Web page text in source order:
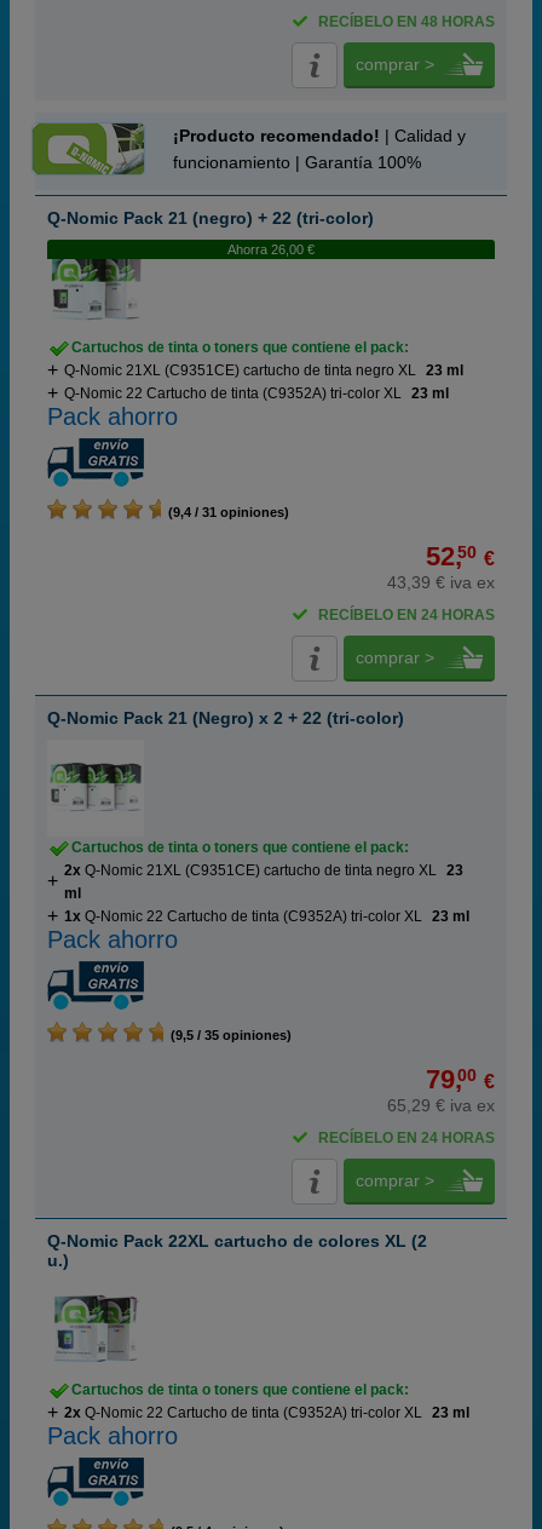
RECÍBELO EN 48 HORAS
comprar >
¡Producto recomendado! | Calidad y
funcionamiento | Garantía 100%
Q-Nomic Pack 21 (negro) + 22 (tri-color)
Ahorra 26,00 €
Cartuchos de tinta o toners que contiene el pack:
Q-Nomic 21XL (C9351CE) cartucho de tinta negro XL 23 ml
Q-Nomic 22 Cartucho de tinta (C9352A) tri-color XL 23 ml
Pack ahorro
(9,4 / 31 opiniones)
52,50 €
43,39 € iva ex
RECÍBELO EN 24 HORAS
comprar >
Q-Nomic Pack 21 (Negro) x 2 + 22 (tri-color)
Cartuchos de tinta o toners que contiene el pack:
2x Q-Nomic 21XL (C9351CE) cartucho de tinta negro XL 23
ml
1x Q-Nomic 22 Cartucho de tinta (C9352A) tri-color XL 23 ml
Pack ahorro
(9,5 / 35 opiniones)
79,00 €
65,29 € iva ex
RECÍBELO EN 24 HORAS
comprar >
Q-Nomic Pack 22XL cartucho de colores XL (2
u.)
Cartuchos de tinta o toners que contiene el pack:
2x Q-Nomic 22 Cartucho de tinta (C9352A) tri-color XL 23 ml
Pack ahorro